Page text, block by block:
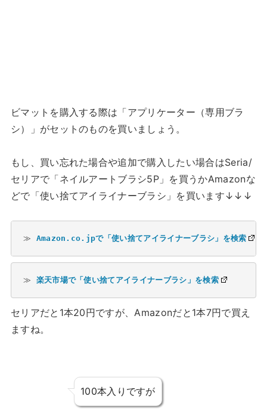
ビマットを購入する際は「アプリケーター（専用ブラ
シ）」がセットのものを買いましょう。
もし、買い忘れた場合や追加で購入したい場合はSeria/
セリアで「ネイルアートブラシ5P」を買うかAmazonな
どで「使い捨てアイライナーブラシ」を買います↓↓↓
≫ Amazon.co.jpで「使い捨てアイライナーブラシ」を検索
≫ 楽天市場で「使い捨てアイライナーブラシ」を検索
セリアだと1本20円ですが、Amazonだと1本7円で買え
ますね。
100本入りですが